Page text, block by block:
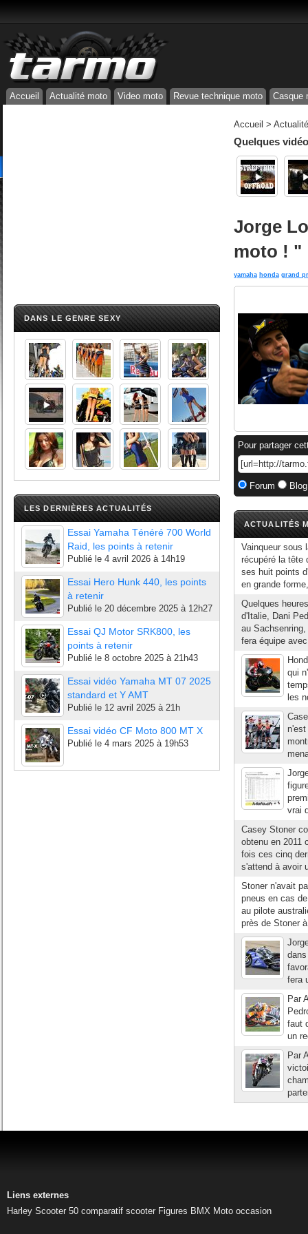
Accueil Actualité moto Video moto Revue technique moto Casque
DANS LE GENRE SEXY
LES DERNIÈRES ACTUALITÉS
Essai Yamaha Ténéré 700 World
Raid, les points à retenir
Publié le 4 avril 2026 à 14h19
Essai Hero Hunk 440, les points
à retenir
Publié le 20 décembre 2025 à 12h27
Essai QJ Motor SRK800, les
points à retenir
Publié le 8 octobre 2025 à 21h43
Essai vidéo Yamaha MT 07 2025
standard et Y AMT
Publié le 12 avril 2025 à 21h
Essai vidéo CF Moto 800 MT X
Publié le 4 mars 2025 à 19h53
Accueil >
Quelques
Jorge
moto ! "
yamaha honda grand
Pour partager
Forum
ACTUALITÉS
Vainqueur sous
récupéré la tête
ses huit points
en grande
Quelques
d'Italie, Dani
au
fera équipe
qui
les
vrai
Casey Stoner
obtenu en 2011
fois ces cinq
s'attend à avoir
Stoner n'avait
pneus en cas
au pilote
près de Stoner
fera
Par
faut
un
Par
Liens externes
Harley Scooter 50 comparatif scooter Figures BMX Moto occasion